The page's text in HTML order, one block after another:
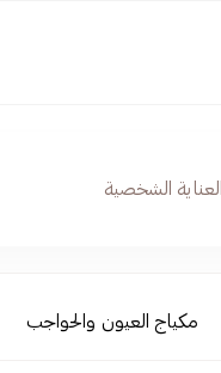
مكياج العيون والحواجب